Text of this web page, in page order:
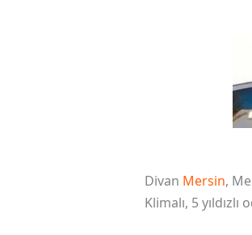
Divan Mersin,
Klimalı, 5